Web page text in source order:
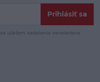
Prihlásiť sa
za účelom zasielania newslettera.